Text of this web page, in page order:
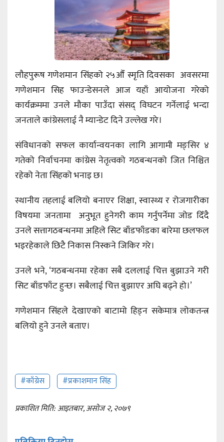
लौहपुरूष गणेशमान सिंहको २५औँ स्मृति दिवसका अवसरमा
गणेशमान सिह फाउन्डेसनले आज यहाँ आयोजना गरेको
कार्यक्रममा उनले मौका पाउँदा संसद् विघटन गर्नेलाई भन्दा
जनताले कांग्रेसलाई नै म्यान्डेट दिने उल्लेख गरे।
संविधानको सफल कार्यान्वयनका लागि आगामी मङ्सिर ४
गतेको निर्वाचनमा कांग्रेस नेतृत्वको गठबन्धनको जित निश्चित
रहेको नेता सिंहको भनाइ छ।
स्थानीय तहलाई बलियो बनाएर शिक्षा, स्वास्थ्य र रोजगारीका
विषयमा जनतामा अनुभूत हुनेगरी काम गर्नुपर्नेमा जोड दिँदै
उनले सत्तागठबन्धनमा अहिले सिट बाँडफाँडका बारेमा छलफल
भइरहेकाले छिटै निकास निस्कने जिकिर गरे।
उनले भने, ‘गठबन्धनमा रहेका सबै दललाई चित्त बुझाउने गरी
सिट बाँडफाँट हुन्छ। सबैलाई चित्त बुझाएर अघि बढ्ने हो।’
गणेशमान सिंहले देखाएको बाटामो हिड्न सकेमात्र लोकतन्त्र
बलियो हुने उनले बताए।
#काँग्रेस #प्रकाशमान सिंह
प्रकाशित मिति: आइतबार, असोज २, २०७९